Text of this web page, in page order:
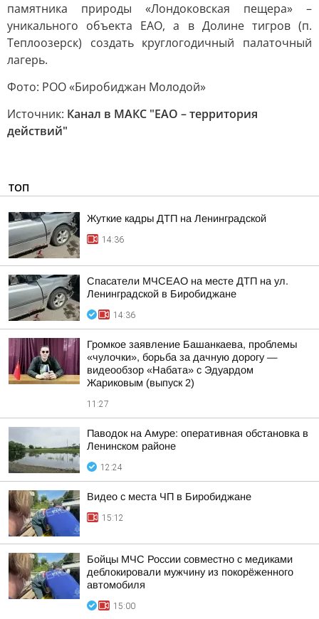
памятника природы «Лондоковская пещера» –
уникального объекта ЕАО, а в Долине тигров (п.
Теплоозерск) создать круглогодичный палаточный
лагерь.
Фото: РОО «Биробиджан Молодой»
Источник: Канал в МАКС "ЕАО – территория
действий"
ТОП
Жуткие кадры ДТП на Ленинградской
14:36
Спасатели МЧСЕАО на месте ДТП на ул.
Ленинградской в Биробиджане
14:36
Громкое заявление Башанкаева, проблемы
«чулочки», борьба за дачную дорогу —
видеообзор «Набата» с Эдуардом
Жариковым (выпуск 2)
11:27
Паводок на Амуре: оперативная обстановка в
Ленинском районе
12:24
Видео с места ЧП в Биробиджане
15:12
Бойцы МЧС России совместно с медиками
деблокировали мужчину из покорёженного
автомобиля
15:00